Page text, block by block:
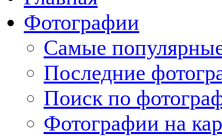
Фотографии
Cамые
Последние
Поиск по
Фотографии на